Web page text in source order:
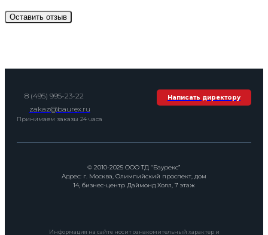
8 (495) 995-23-22
zakaz@baurex.ru
Принимаем заказы 24 часа
Написать директору
© 2010-2025 ООО ТД “Баурекс”
Адрес: г. Москва, Олимпийский проспект, дом
14, бизнес-центр Даймонд Холл, 7 этаж
Информация на сайте носит ознакомительный характер и